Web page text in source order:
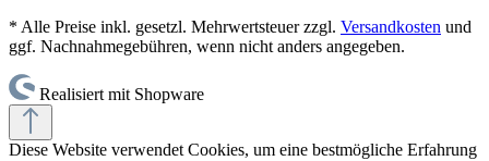
* Alle Preise inkl. gesetzl. Mehrwertsteuer zzgl. Versandkosten und
ggf. Nachnahmegebühren, wenn nicht anders angegeben.
Realisiert mit Shopware
Diese Website verwendet Cookies, um eine bestmögliche Erfahrung